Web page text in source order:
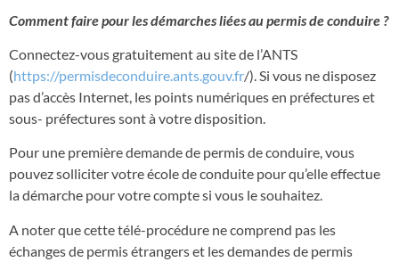
Comment faire pour les démarches liées au permis de conduire ?
Connectez-vous gratuitement au site de l’ANTS
(https://permisdeconduire.ants.gouv.fr/). Si vous ne disposez
pas d’accès Internet, les points numériques en préfectures et
sous- préfectures sont à votre disposition.
Pour une première demande de permis de conduire, vous
pouvez solliciter votre école de conduite pour qu’elle effectue
la démarche pour votre compte si vous le souhaitez.
A noter que cette télé-procédure ne comprend pas les
échanges de permis étrangers et les demandes de permis